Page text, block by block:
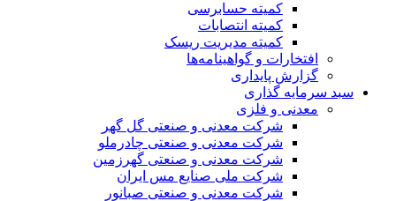
کمیته حسابرسی
کمیته انتصابات
کمیته مدیریت ریسک
افتخارات و گواهینامه‌ها
گزارش پایداری
سبد سرمایه گذاری
معدنی و فلزی
شرکت معدنی و صنعتی گل گهر
شرکت معدنی و صنعتی چادرملو
شرکت معدنی و صنعتی گهرزمین
شرکت ملی صنایع مس ایران
شرکت معدنی و صنعتی صبانور